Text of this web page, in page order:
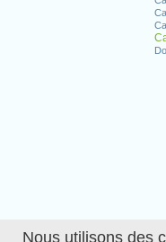
Nous utilisons des